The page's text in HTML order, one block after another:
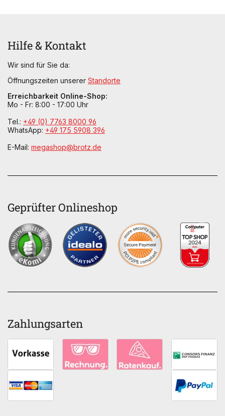
Hilfe & Kontakt
Wir sind für Sie da:
Öffnungszeiten unserer Standorte
Erreichbarkeit Online-Shop:
Mo - Fr: 8:00 - 17:00 Uhr
Tel.: +49 (0) 7763 8000 96
WhatsApp: +49 175 5908 396
E-Mail: megashop@brotz.de
Geprüfter Onlineshop
Zahlungsarten